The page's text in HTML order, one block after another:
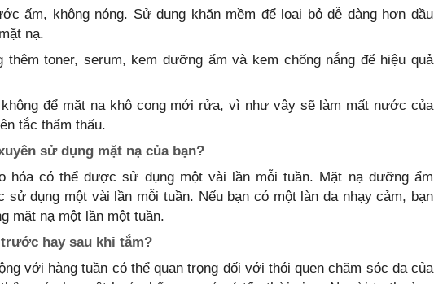
ấm, không nóng. Sử dụng khăn mềm để loại bỏ dễ dàng hơn dầu
nạ.
thêm toner, serum, kem dưỡng ẩm và kem chống nắng để hiệu quả
để mặt nạ khô cong mới rửa, vì như vậy sẽ làm mất nước của
tắc thẩm thấu.
sử dụng mặt nạ của bạn?
hóa có thể được sử dụng một vài lần mỗi tuần. Mặt nạ dưỡng ẩm
sử dụng một vài lần mỗi tuần. Nếu bạn có một làn da nhạy cảm, bạn
mặt nạ một lần một tuần.
hay sau khi tắm?
với hàng tuần có thể quan trọng đối với thói quen chăm sóc da của